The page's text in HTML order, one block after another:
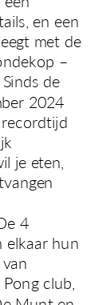
en een
met de
–
de
2024
je eten,
4
elkaar hun
club,